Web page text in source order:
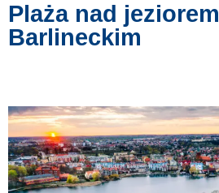
Plaża nad jeziorem
Barlineckim